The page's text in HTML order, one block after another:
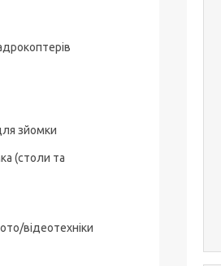
квадрокоптерів
зйомки
(столи та
знімання
відеотехніки